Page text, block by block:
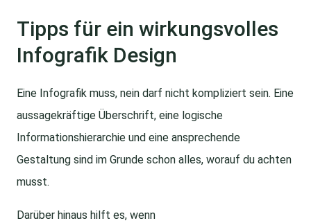
Tipps für ein wirkungsvolles
Infografik Design
Eine Infografik muss, nein darf nicht kompliziert sein. Eine
aussagekräftige Überschrift, eine logische
Informationshierarchie und eine ansprechende
Gestaltung sind im Grunde schon alles, worauf du achten
musst.
Darüber hinaus hilft es, wenn